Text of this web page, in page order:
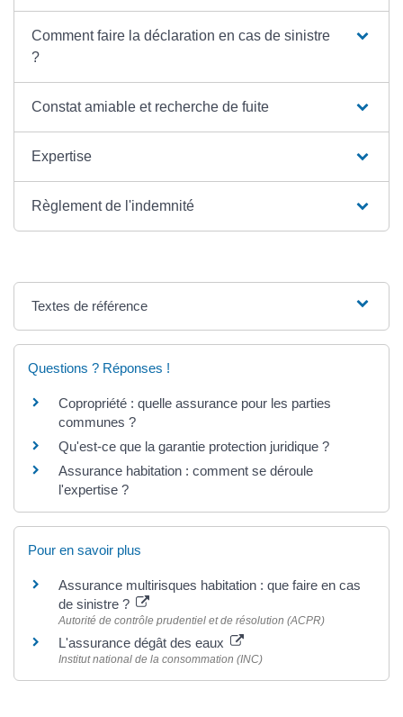
Comment faire la déclaration en cas de sinistre
?
Constat amiable et recherche de fuite
Expertise
Règlement de l'indemnité
Textes de référence
Questions ? Réponses !
Copropriété : quelle assurance pour les parties
communes ?
Qu'est-ce que la garantie protection juridique ?
Assurance habitation : comment se déroule
l'expertise ?
Pour en savoir plus
Assurance multirisques habitation : que faire en cas
de sinistre ?
Autorité de contrôle prudentiel et de résolution (ACPR)
L'assurance dégât des eaux
Institut national de la consommation (INC)